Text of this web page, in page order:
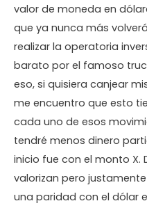
valor de moneda en
que ya nunca más
realizar la operatoria
barato por el famoso
eso, si quisiera canjear
me encuentro que esto
cada uno de esos
tendré menos dinero
inicio fue con el monto X.
valorizan pero
una paridad con el dólar